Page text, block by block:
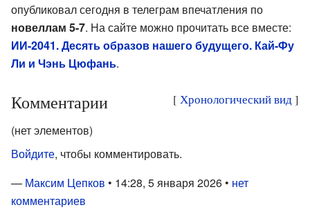
опубликовал сегодня в телеграм впечатления по
новеллам 5-7. На сайте можно прочитать все вместе:
ИИ-2041. Десять образов нашего будущего. Кай-Фу
Ли и Чэнь Цюфань.
[ Хронологический вид]
Комментарии
(нет элементов)
Войдите, чтобы комментировать.
— Максим Цепков • 14:28, 5 января 2026 • нет
комментариев